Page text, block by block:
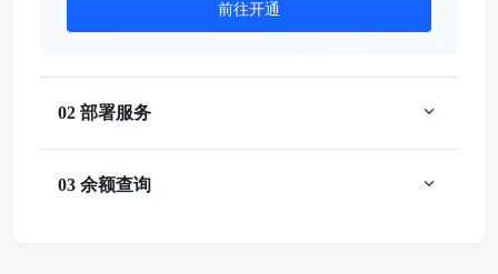
前往开通
02 部署服务
03 余额查询